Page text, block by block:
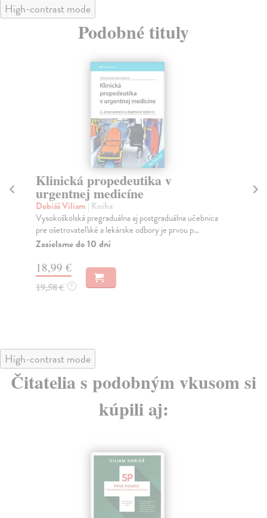
High-contrast mode
Podobné tituly
Klinická propedeutika v
urgentnej medicíne
Dobiáš Viliam| Kniha
Vysokoškolská pregraduálna aj postgraduálna učebnica
pre ošetrovateľské a lekárske odbory je prvou p...
Zasielame do 10 dní
18,99 €
19,58 € ?
High-contrast mode
Čitatelia s podobným vkusom si
kúpili aj: